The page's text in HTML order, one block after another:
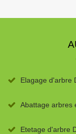
Elagage d'arbre
Abattage arbres
Etetage d'arbre